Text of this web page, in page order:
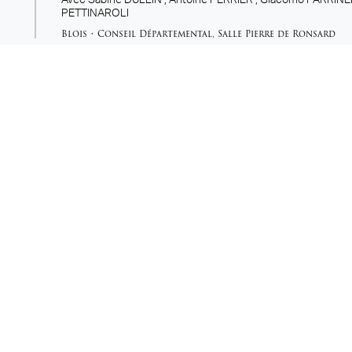
PETTINAROLI
Blois •Conseil Départemental, Salle Pierre de Ronsard